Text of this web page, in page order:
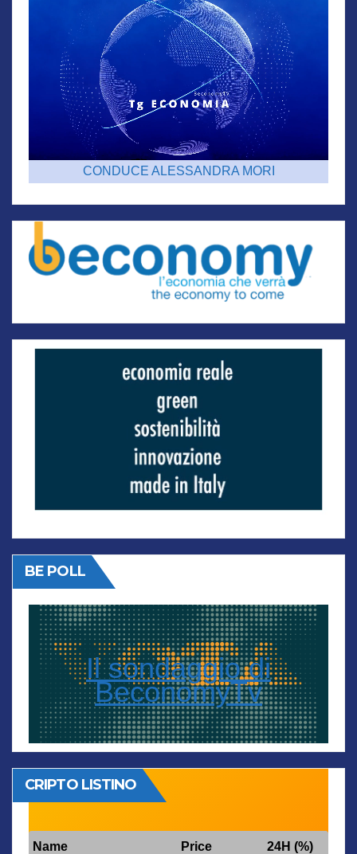
CONDUCE ALESSANDRA MORI
BE POLL
Il sondaggio di
BeconomyTv
CRIPTO LISTINO
Name Price 24H (%)